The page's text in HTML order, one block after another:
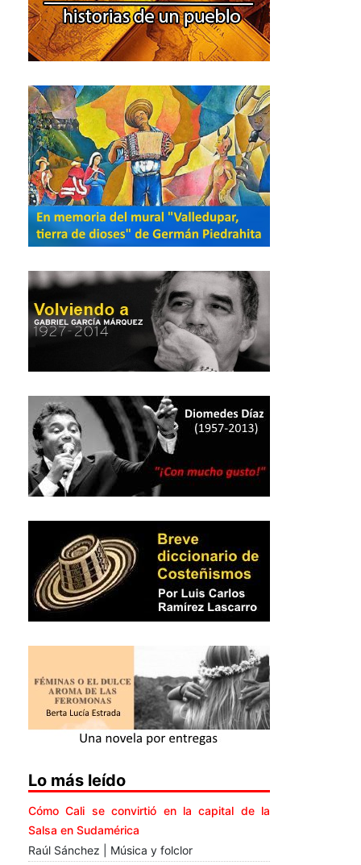
Lo más leído
Cómo Cali se convirtió en la capital de la
Salsa en Sudamérica
Raúl Sánchez | Música y folclor